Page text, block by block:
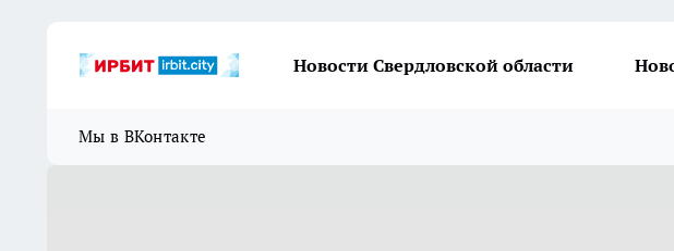
Новости Свердловской области
Мы в ВКонтакте